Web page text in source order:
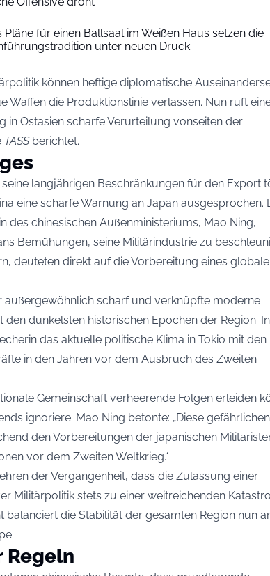
Pläne für einen Ballsaal im Weißen Haus setzen die
unter neuen Druck
können heftige diplomatische
Waffen die Produktionslinie verlassen. Nun ruft
in Ostasien scharfe Verurteilung vonseiten der
TASSberichtet.
langjährigen Beschränkungen für den Export
eine scharfe Warnung an Japan ausgesprochen.
des chinesischen Außenministeriums, Mao Ning,
Bemühungen, seine Militärindustrie zu
deuteten direkt auf die Vorbereitung eines
außergewöhnlich scharf und verknüpfte moderne
dunkelsten historischen Epochen der Region.
das aktuelle politische Klima in Tokio mit den
in den Jahren vor dem Ausbruch des Zweiten
Gemeinschaft verheerende Folgen erleiden
ignoriere. Mao Ning betonte: „Diese gefährlichen
den Vorbereitungen der japanischen
vor dem Zweiten Weltkrieg.“
der Vergangenheit, dass die Zulassung einer
Militärpolitik stets zu einer weitreichenden
balanciert die Stabilität der gesamten Region nun
Regeln